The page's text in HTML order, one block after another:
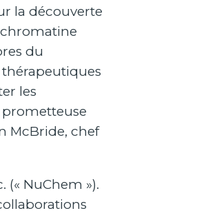
la découverte
du
thérapeutiques
les
McBride, chef
(« NuChem »).